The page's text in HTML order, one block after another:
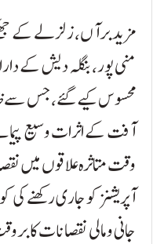
مزید برآں، زلزلے کے
منی پور، بنگلہ دیش کے
محسوس کیے گئے، جس سے
آفت کے اثرات وسیع
وقت متاثرہ علاقوں میں
آپریشنز کو جاری رکھنے
جانی و مالی نقصانات کا